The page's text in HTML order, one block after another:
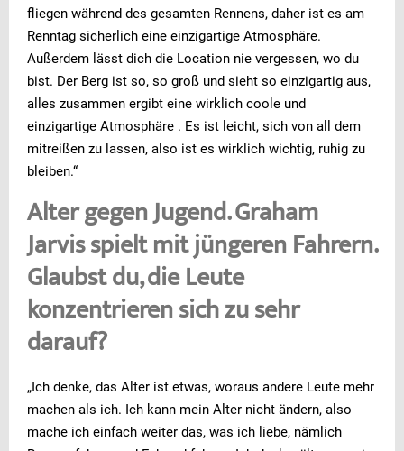
fliegen während des gesamten Rennens, daher ist es am
Renntag sicherlich eine einzigartige Atmosphäre.
Außerdem lässt dich die Location nie vergessen, wo du
bist. Der Berg ist so, so groß und sieht so einzigartig aus,
alles zusammen ergibt eine wirklich coole und
einzigartige Atmosphäre . Es ist leicht, sich von all dem
mitreißen zu lassen, also ist es wirklich wichtig, ruhig zu
bleiben.“
Alter gegen Jugend. Graham
Jarvis spielt mit jüngeren Fahrern.
Glaubst du, die Leute
konzentrieren sich zu sehr
darauf?
„Ich denke, das Alter ist etwas, woraus andere Leute mehr
machen als ich. Ich kann mein Alter nicht ändern, also
mache ich einfach weiter das, was ich liebe, nämlich